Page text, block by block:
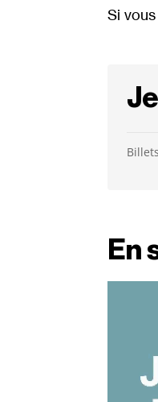
Si
En